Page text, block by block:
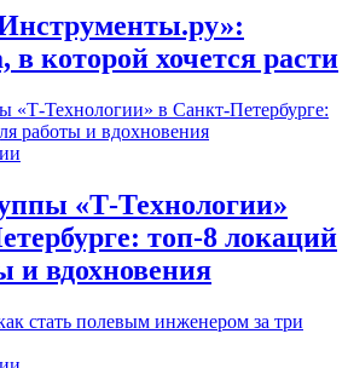
в которой хочется расти
«Т-Технологии»
топ-8 локаций
и вдохновения